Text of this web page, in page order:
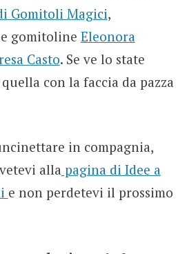
Gomitoli Magici,
gomitoline Eleonora
Casto. Se ve lo state
con la faccia da pazza
in compagnia,
alla pagina di Idee a
e non perdetevi il prossimo